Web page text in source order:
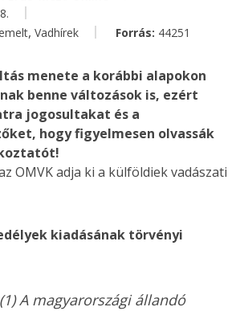
, Vadhírek Forrás: 44251
menete a korábbi alapokon
benne változások is, ezért
jogosultakat és a
hogy figyelmesen olvassák
kiadásának törvényi
A magyarországi állandó